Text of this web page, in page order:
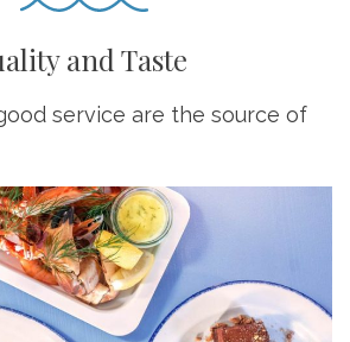
and Taste
service are the source of